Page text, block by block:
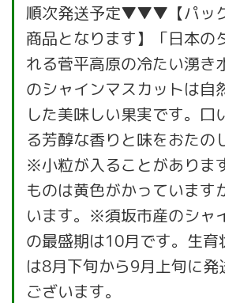
順次発送予定▼▼▼【パッ
商品となります】「日本の
れる菅平高原の冷たい湧き
のシャインマスカットは自
した美味しい果実です。口
る芳醇な香りと味をおたの
※小粒が入ることがありま
ものは黄色がかっています
います。※須坂市産のシャ
の最盛期は10月です。生育
は8月下旬から9月上旬に発
ございます。